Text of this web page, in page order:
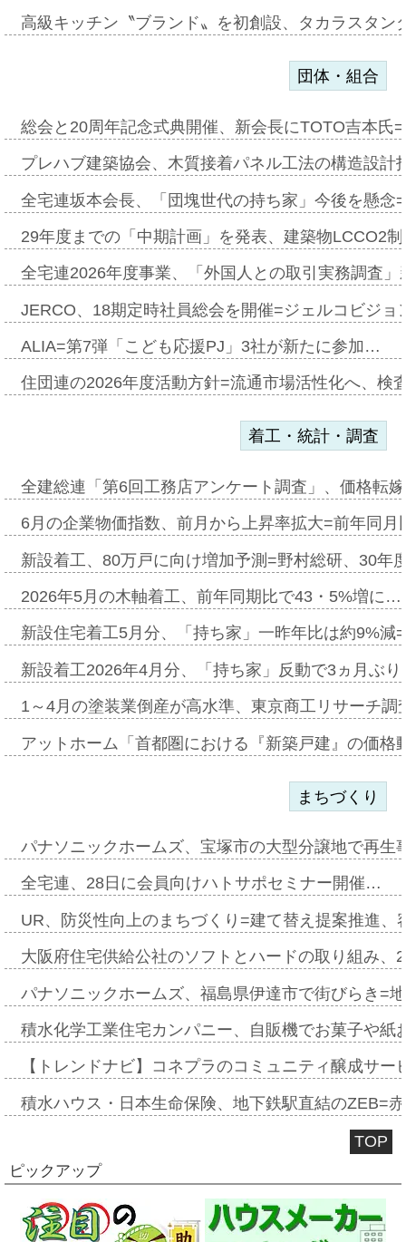
高級キッチン〝ブランド〟を初創設、タカラスタ
団体・組合
総会と20周年記念式典開催、新会長にTOTO吉本氏
プレハブ建築協会、木質接着パネル工法の構造設
全宅連坂本会長、「団塊世代の持ち家」今後を懸
29年度までの「中期計画」を発表、建築物LCCO2
全宅連2026年度事業、「外国人との取引実務調査
JERCO、18期定時社員総会を開催=ジェルコビジ
ALIA=第7弾「こども応援PJ」3社が新たに参加…
住団連の2026年度活動方針=流通市場活性化へ、検
着工・統計・調査
全建総連「第6回工務店アンケート調査」、価格転
6月の企業物価指数、前月から上昇率拡大=前年同
新設着工、80万戸に向け増加予測=野村総研、30年
2026年5月の木軸着工、前年同期比で43・5%増に…
新設住宅着工5月分、「持ち家」一昨年比は約9%
新設着工2026年4月分、「持ち家」反動で3ヵ月ぶ
1～4月の塗装業倒産が高水準、東京商工リサーチ
アットホーム「首都圏における『新築戸建』の価
まちづくり
パナソニックホームズ、宝塚市の大型分譲地で再
全宅連、28日に会員向けハトサポセミナー開催…
UR、防災性向上のまちづくり=建て替え提案推進
大阪府住宅供給公社のソフトとハードの取り組み
パナソニックホームズ、福島県伊達市で街びらき=
積水化学工業住宅カンパニー、自販機でお菓子や
【トレンドナビ】コネプラのコミュニティ醸成サ
積水ハウス・日本生命保険、地下鉄駅直結のZEB=
TOP
ピックアップ